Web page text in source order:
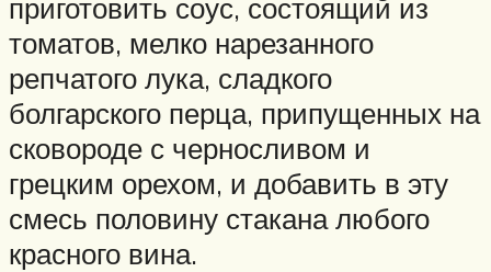
приготовить соус, состоящий из
томатов, мелко нарезанного
репчатого лука, сладкого
болгарского перца, припущенных на
сковороде с черносливом и
грецким орехом, и добавить в эту
смесь половину стакана любого
красного вина.